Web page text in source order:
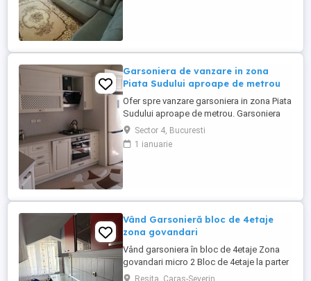
comerciale in imediata apropiere.In pret
Garsoniera de vanzare in zona
Piata Sudului aproape de metrou
Ofer spre vanzare garsoniera in zona Piata
Sudului aproape de metrou. Garsoniera
este situata in zona linistita, dispunde de
o suprafata totala de 41 mp, etaj 3. Foarte
aproape de Sun Plazza , statia de metrou
Sector 4, Bucuresti
1 ianuarie
Vând Garsonieră bloc de 4etaje
zona govandari
Vând garsoniera în bloc de 4etaje Zona
govandari micro 2 Bloc de 4etaje la parter
Zona micro 4 Pozele nu sunt de la
Resita, Caras-Severin